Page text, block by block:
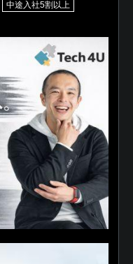
中途入社5割以上